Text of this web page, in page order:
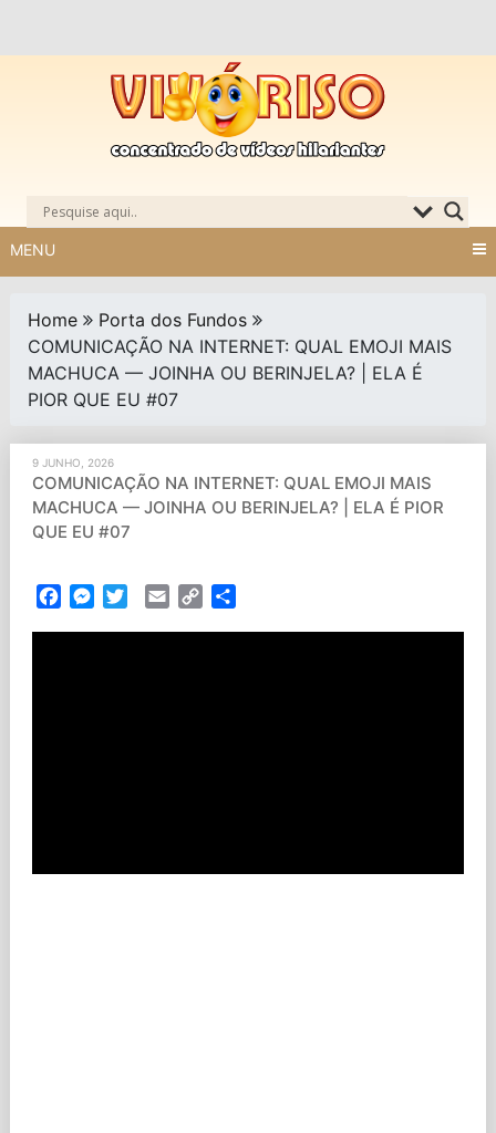
MENU
Home
Porta dos Fundos
COMUNICAÇÃO NA INTERNET: QUAL EMOJI MAIS
MACHUCA — JOINHA OU BERINJELA? | ELA É
PIOR QUE EU #07
9 JUNHO, 2026
COMUNICAÇÃO NA INTERNET: QUAL EMOJI MAIS
MACHUCA — JOINHA OU BERINJELA? | ELA É PIOR
QUE EU #07
FacebookMessenger
TwitterEmail Copy